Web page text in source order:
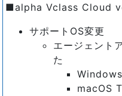
■alpha Vclass Cloud
サポートOS変更
エージェント
た
macOS